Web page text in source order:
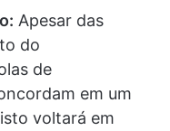
Apesar das
do
de
em um
voltará em